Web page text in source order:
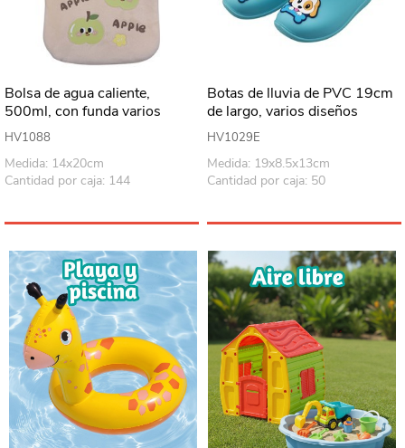
Bolsa de agua caliente,
500ml, con funda varios
colores
HV1088
Medida: 14x20cm
Cantidad por caja: 144
Botas de lluvia de PVC 19cm
de largo, varios diseños
HV1029E
Medida: 19x8.5x13cm
Cantidad por caja: 50